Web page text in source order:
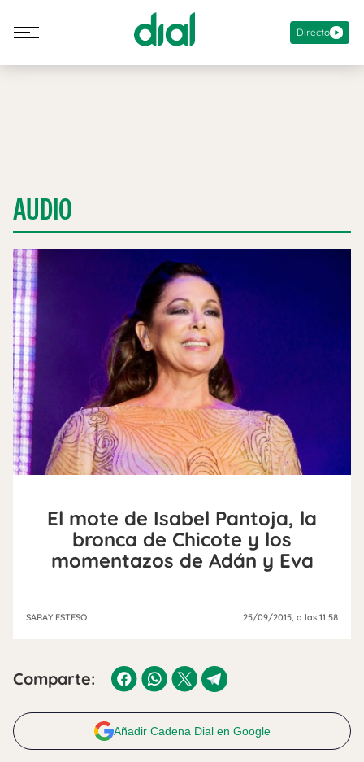
Directo
AUDIO
El mote de Isabel Pantoja, la
bronca de Chicote y los
momentazos de Adán y Eva
SARAY ESTESO 25/09/2015 , a las 11:58
Comparte:
Añadir Cadena Dial en Google